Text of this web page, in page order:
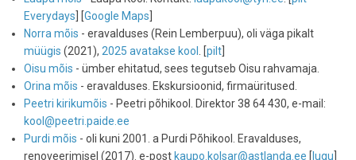
Everydays ] [Google Maps
Norra mõis - eravalduses (Rein Lemberpuu), oli väga pikalt
müügis (2021), 2025 avatakse kool . [pilt
Oisu mõis - ümber ehitatud, sees tegutseb Oisu rahvamaja.
Orina mõis - eravalduses. Ekskursioonid, firmaüritused.
Peetri kirikumõis - Peetri põhikool. Direktor 38 64 430, e-mail:
kool@peetri.paide.ee
Purdi mõis - oli kuni 2001. a Purdi Põhikool. Eravalduses,
renoveerimisel (2017). e-post kaupo.kolsar@astlanda.ee [ lugu